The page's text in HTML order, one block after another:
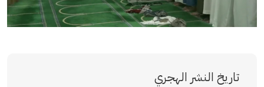
تاريخ النشر الهجري